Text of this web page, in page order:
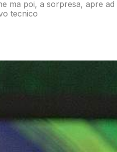
ma poi, a sorpresa, apre ad
tecnico